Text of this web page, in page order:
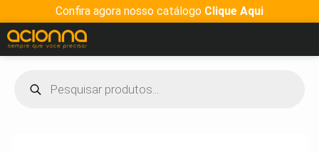
Confira agora nosso catálogo Clique Aqui